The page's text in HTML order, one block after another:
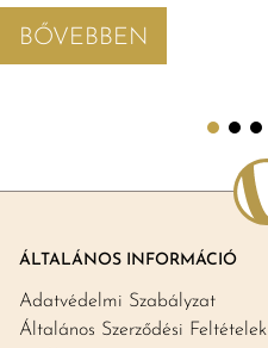
BŐVEBBEN
ÁLTALÁNOS INFORMÁCIÓ
Adatvédelmi Szabályzat
Általános Szerződési Feltételek